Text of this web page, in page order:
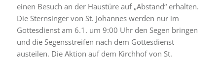
einen Besuch an der Haustüre auf „Abstand“ erhalten.
Die Sternsinger von St. Johannes werden nur im
Gottesdienst am 6.1. um 9:00 Uhr den Segen bringen
und die Segensstreifen nach dem Gottesdienst
austeilen. Die Aktion auf dem Kirchhof von St.